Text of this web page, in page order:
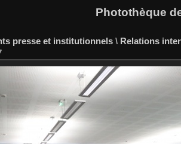
Photothèque
presse et institutionnels \ Relations